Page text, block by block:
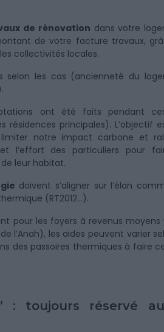
de rénovation dans votre
de votre facture travaux,
collectivités locales.
selon les cas (ancienneté du
ont été faits pendant
résidences principales). L’objectif
notre impact carbone et
l’effort des particuliers pour
leur habitat.
doivent s’aligner sur l’élan
(RT2012…).
pour les foyers à revenus moyens
l’Anah), les aides peuvent varier
des passoires thermiques à faire
: toujours réservé